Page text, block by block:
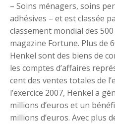
– Soins ménagers, soins
adhésives – et est classée
classement mondial des
magazine Fortune. Plus de
Henkel sont des biens de
les comptes d’affaires
cent des ventes totales de
l’exercice 2007, Henkel a
millions d’euros et un
millions d’euros. Avec plus